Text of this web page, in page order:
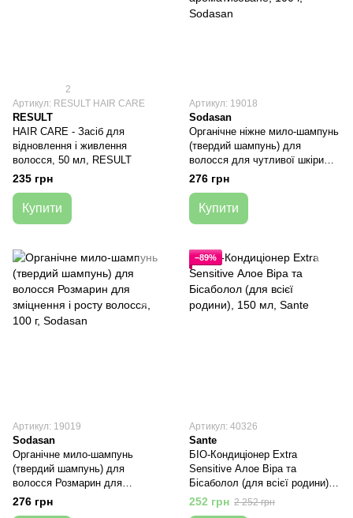
2
Артикул: RESULT HAIR CARE
RESULT
HAIR CARE - Засіб для
відновлення і живлення
волосся, 50 мл, RESULT
235 грн
Купити
Артикул: 19018
Sodasan
Органічне ніжне мило-шампунь
(твердий шампунь) для
волосся для чутливої шкіри
голови, не ароматизоване, 100
г, Sodasan
276 грн
Купити
Артикул: 19019
Sodasan
Органічне мило-шампунь
(твердий шампунь) для
волосся Розмарин для
зміцнення і росту волосся, 100
г, Sodasan
276 грн
−89%
Артикул: 40326
Sante
БІО-Кондиціонер Extra
Sensitive Алое Віра та
Бісаболол (для всієї родини),
150 мл, Sante
252 грн 2 252 грн